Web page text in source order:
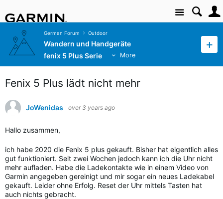
Site
German Forum Outdoor
Wandern und Handgeräte
fenix 5 Plus Serie
More
Fenix 5 Plus lädt nicht mehr
JoWenidas over 3 years ago
Hallo zusammen,
ich habe 2020 die Fenix 5 plus gekauft. Bisher hat eigentlich alles
gut funktioniert. Seit zwei Wochen jedoch kann ich die Uhr nicht
mehr aufladen. Habe die Ladekontakte wie in einem Video von
Garmin angegeben gereinigt und mir sogar ein neues Ladekabel
gekauft. Leider ohne Erfolg. Reset der Uhr mittels Tasten hat
auch nichts gebracht.